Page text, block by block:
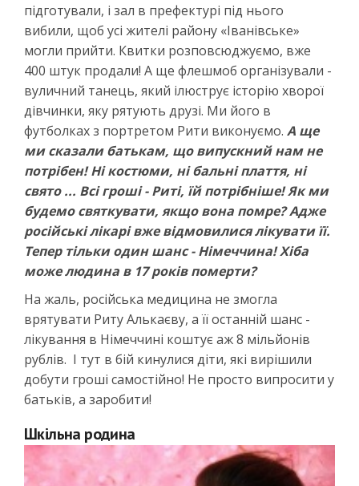
підготували, і зал в префектурі під нього
вибили, щоб усі жителі району «Іванівське»
могли прийти. Квитки розповсюджуємо, вже
400 штук продали! А ще флешмоб організували -
вуличний танець, який ілюструє історію хворої
дівчинки, яку рятують друзі. Ми його в
футболках з портретом Рити виконуємо. А ще
ми сказали батькам, що випускний нам не
потрібен! Ні костюми, ні бальні плаття, ні
свято ... Всі гроші - Риті, їй потрібніше! Як ми
будемо святкувати, якщо вона помре? Адже
російські лікарі вже відмовилися лікувати її.
Тепер тільки один шанс - Німеччина! Хіба
може людина в 17 років померти?
На жаль, російська медицина не змогла
врятувати Риту Алькаєву, а її останній шанс -
лікування в Німеччині коштує аж 8 мільйонів
рублів. І тут в бій кинулися діти, які вирішили
добути гроші самостійно! Не просто випросити у
батьків, а заробити!
Шкільна родина